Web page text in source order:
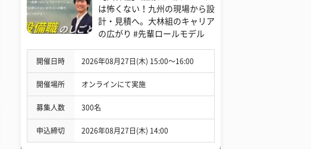
は怖くない！九州の現場から設
計・見積へ。大林組のキャリア
の広がり #先輩ロールモデル
開催日時 2026年08月27日(木) 15:00〜16:00
開催場所 オンラインにて実施
募集人数 300名
申込締切 2026年08月27日(木) 14:00